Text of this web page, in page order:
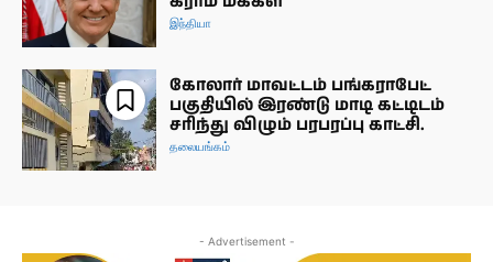
இந்தியா
கோலார் மாவட்டம் பங்கராபேட்
பகுதியில் இரண்டு மாடி கட்டிடம்
சரிந்து விழும் பரபரப்பு காட்சி.
தலையங்கம்
- Advertisement -